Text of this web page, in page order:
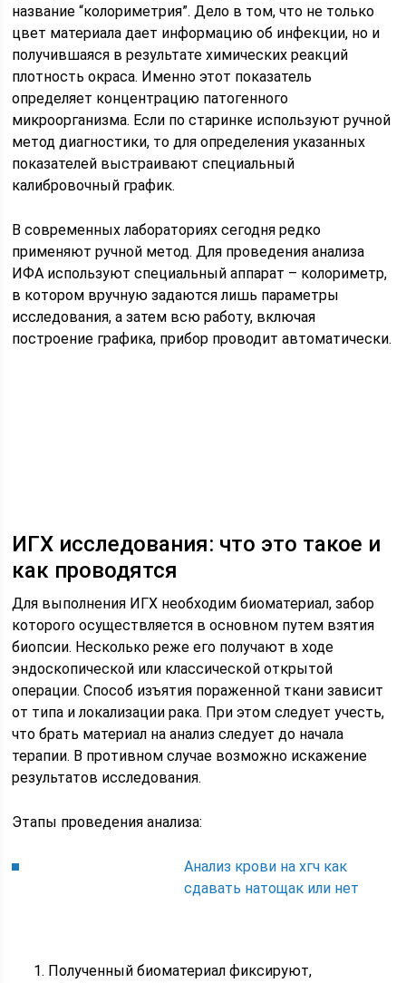
название “колориметрия”. Дело в том, что не только
цвет материала дает информацию об инфекции, но и
получившаяся в результате химических реакций
плотность окраса. Именно этот показатель
определяет концентрацию патогенного
микроорганизма. Если по старинке используют ручной
метод диагностики, то для определения указанных
показателей выстраивают специальный
калибровочный график.
В современных лабораториях сегодня редко
применяют ручной метод. Для проведения анализа
ИФА используют специальный аппарат – колориметр,
в котором вручную задаются лишь параметры
исследования, а затем всю работу, включая
построение графика, прибор проводит автоматически.
ИГХ исследования: что это такое и
как проводятся
Для выполнения ИГХ необходим биоматериал, забор
которого осуществляется в основном путем взятия
биопсии. Несколько реже его получают в ходе
эндоскопической или классической открытой
операции. Способ изъятия пораженной ткани зависит
от типа и локализации рака. При этом следует учесть,
что брать материал на анализ следует до начала
терапии. В противном случае возможно искажение
результатов исследования.
Этапы проведения анализа:
Анализ крови на хгч как
сдавать натощак или нет
Полученный биоматериал фиксируют,